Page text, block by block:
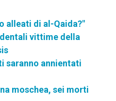
alleati di al-Qaida?"
vittime della
saranno annientati
moschea, sei morti